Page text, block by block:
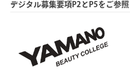
デジタル募集要項P2とP5をご参照